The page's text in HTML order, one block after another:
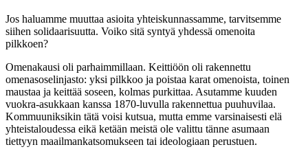
Jos haluamme muuttaa asioita yhteiskunnassamme, tarvitsemme
siihen solidaarisuutta. Voiko sitä syntyä yhdessä omenoita
pilkkoen?
Omenakausi oli parhaimmillaan. Keittiöön oli rakennettu
omenasoselinjasto: yksi pilkkoo ja poistaa karat omenoista, toinen
maustaa ja keittää soseen, kolmas purkittaa. Asutamme kuuden
vuokra-asukkaan kanssa 1870-luvulla rakennettua puuhuvilaa.
Kommuuniksikin tätä voisi kutsua, mutta emme varsinaisesti elä
yhteistaloudessa eikä ketään meistä ole valittu tänne asumaan
tiettyyn maailmankatsomukseen tai ideologiaan perustuen.